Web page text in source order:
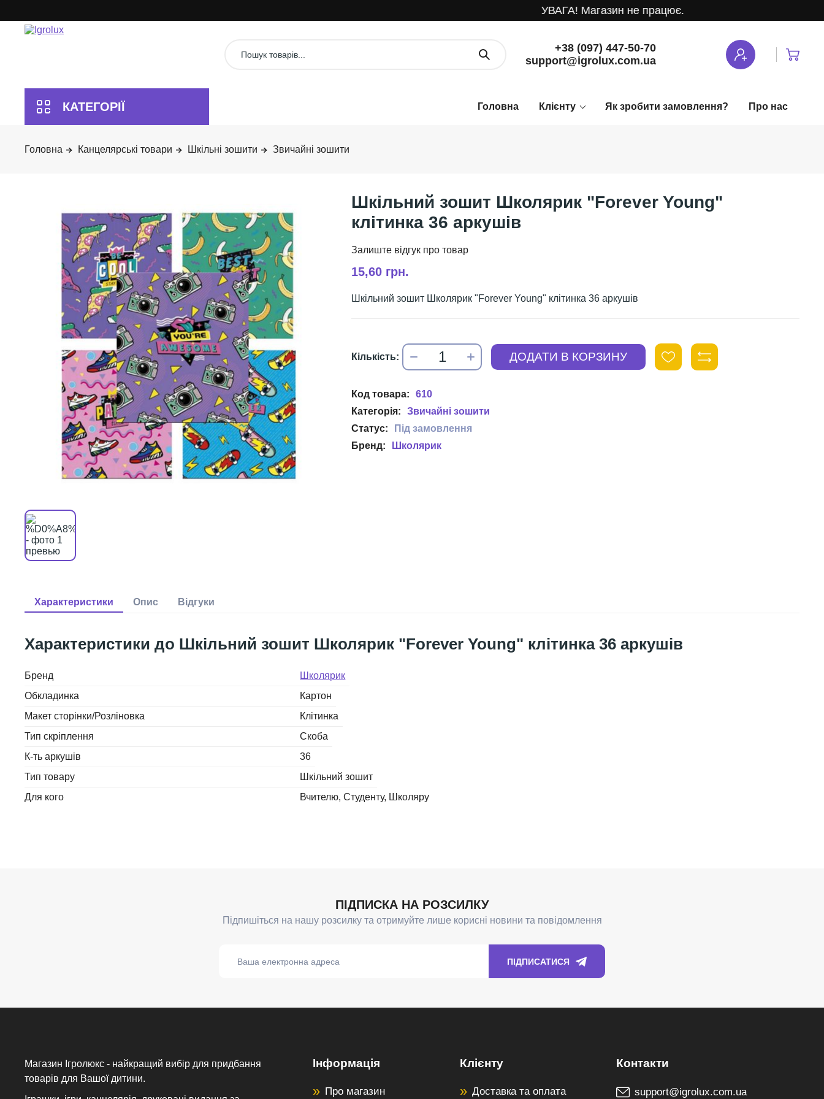
УВАГА! Магазин не працює.
+38 (097) 447-50-70
support@igrolux.com.ua
Клієнту Як зробити замовлення? Про нас
Канцелярські товари Шкільні зошити Звичайні зошити
Шкільний зошит Школярик "Forever Young"
клітинка 36 аркушів
15,60 грн.
Шкільний зошит Школярик "Forever Young" клітинка 36 аркушів
610
Звичайні зошити
Школярик
Шкільний зошит Школярик "Forever Young" клітинка 36 аркушів
Бренд
Школярик
Обкладинка
Картон
Макет сторінки/Розліновка
Клітинка
Тип скріплення
Скоба
К-ть аркушів
36
Тип товару
Шкільний зошит
Для кого
Вчителю Студенту Школяру
Магазин Ігролюкс - найкращий вибір для придбання
товарів для Вашої дитини.
Інформація
Про магазин
Клієнту
Доставка та оплата support@igrolux.com.ua